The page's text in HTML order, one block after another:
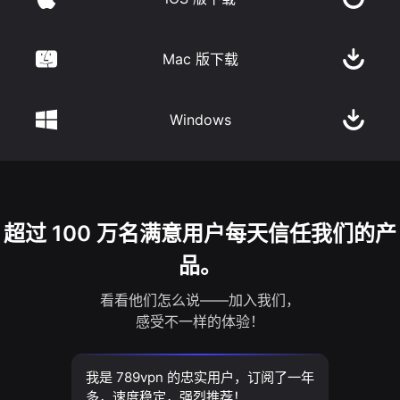
Mac 版下载
Windows
超过 100 万名满意用户每天信任我们的产
品。
看看他们怎么说——加入我们，
感受不一样的体验！
我是 789vpn 的忠实用户，订阅了一年